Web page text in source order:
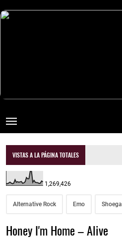
VISTAS A LA PÁGINA TOTALES
1,269,426
Alternative Rock Emo
Honey I'm Home – Alive